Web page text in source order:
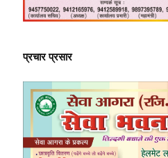
प्रचार प्रसार